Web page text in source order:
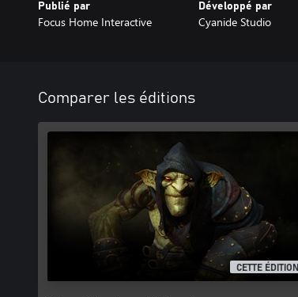
Publié par
Focus Home Interactive
Développé par
Cyanide Studio
Comparer les éditions
CETTE ÉDITION